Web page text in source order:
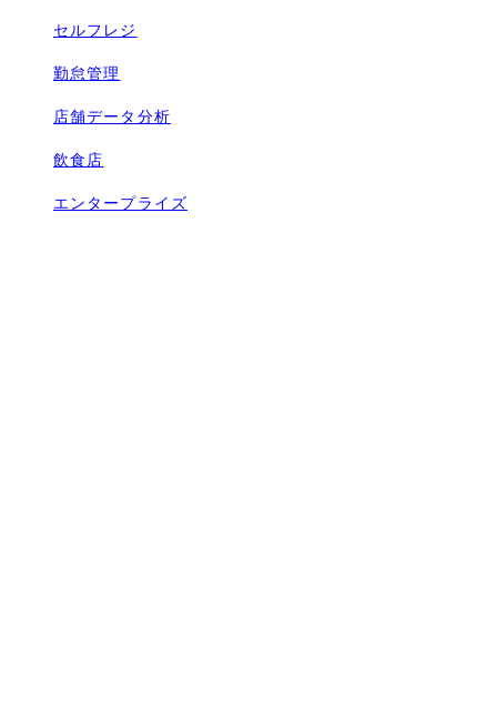
セルフレジ
勤怠管理
店舗データ分析
飲食店
エンタープライズ